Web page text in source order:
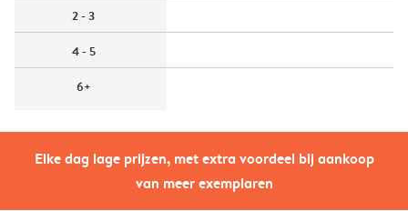
Elke dag lage prijzen, met extra voordeel bij aankoop
van meer exemplaren
2 - 3
4 - 5
6+